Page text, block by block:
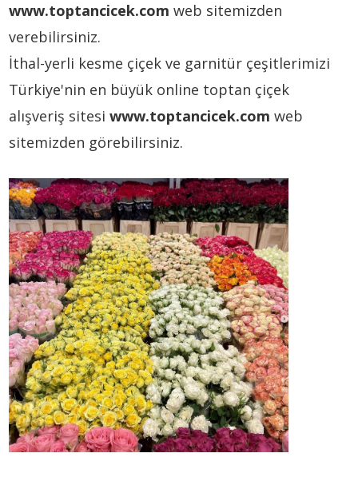
www.toptancicek.com web sitemizden
verebilirsiniz.
İthal-yerli kesme çiçek ve garnitür çeşitlerimizi
Türkiye'nin en büyük online toptan çiçek
alışveriş sitesiwww.toptancicek.com web
sitemizden görebilirsiniz.